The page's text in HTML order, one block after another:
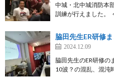
中城・北中城消防本
訓練が行えました。
脇田先生ER研修
2024.12.09
脇田先生のER研修の
10波？の混乱、混沌